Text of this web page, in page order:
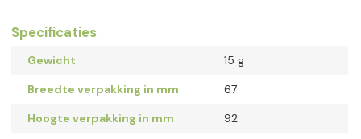
Specificaties
Gewicht
15 g
Breedte verpakking in mm
67
Hoogte verpakking in mm
92